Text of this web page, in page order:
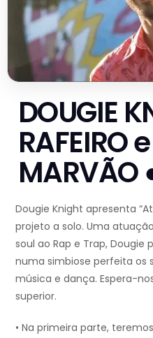
DOUGIE
RAFEIRO
MARVÃO
Dougie Knight apresenta
projeto a solo. Uma
soul ao Rap e Trap,
numa simbiose perfeita os
música e dança. Espera-
superior.
• Na primeira parte,